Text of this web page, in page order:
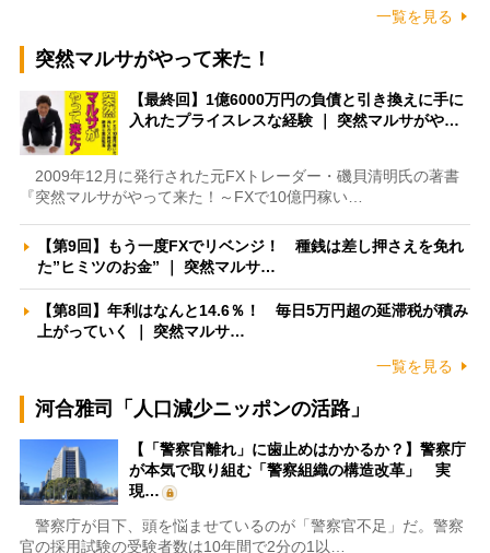
一覧を見る
突然マルサがやって来た！
【最終回】1億6000万円の負債と引き換えに手に
入れたプライスレスな経験 ｜ 突然マルサがや…
2009年12月に発行された元FXトレーダー・磯貝清明氏の著書
『突然マルサがやって来た！～FXで10億円稼い…
【第9回】もう一度FXでリベンジ！ 種銭は差し押さえを免れ
た”ヒミツのお金” ｜ 突然マルサ…
【第8回】年利はなんと14.6％！ 毎日5万円超の延滞税が積み
上がっていく ｜ 突然マルサ…
一覧を見る
河合雅司「人口減少ニッポンの活路」
【「警察官離れ」に歯止めはかかるか？】警察庁
が本気で取り組む「警察組織の構造改革」 実
現…
警察庁が目下、頭を悩ませているのが「警察官不足」だ。警察
官の採用試験の受験者数は10年間で2分の1以…